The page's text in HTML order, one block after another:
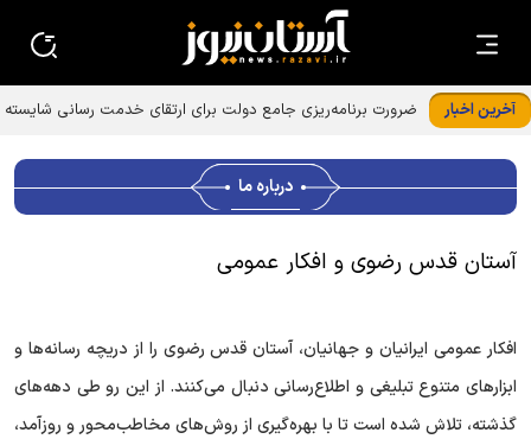
آخرین اخبار
ضرورت برنامه‌ریزی جامع دولت برای ارتقای خدمت رسانی شایسته
درباره ما
آستان قدس رضوی و افکار عمومی
افکار عمومی ایرانیان و جهانیان، آستان قدس رضوی را از دریچه رسانه‌ها و
ابزار‌های متنوع تبلیغی و اطلاع‌رسانی دنبال می‌کنند. از این رو طی دهه‌های
گذشته، تلاش شده است تا با بهره‌گیری از روش‌های مخاطب‌محور و روزآمد،